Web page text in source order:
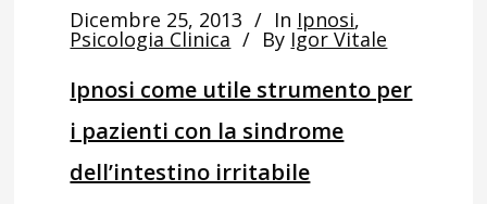
Dicembre 25, 2013 In Ipnosi,
Psicologia Clinica By Igor Vitale
Ipnosi come utile strumento per
i pazienti con la sindrome
dell’intestino irritabile